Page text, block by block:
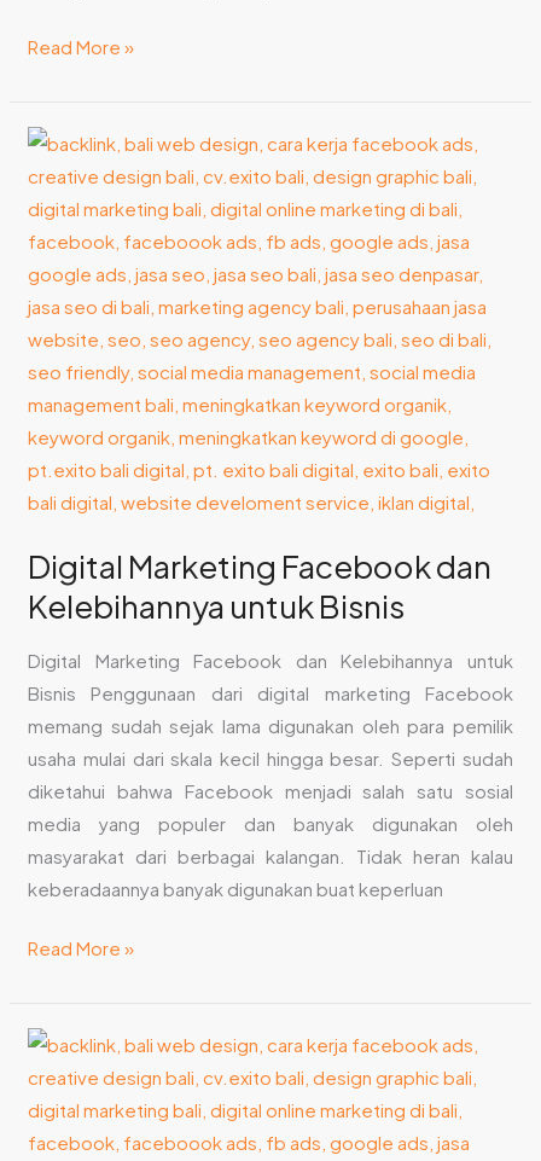
Read More »
Digital Marketing Facebook dan
Kelebihannya untuk Bisnis
Digital Marketing Facebook dan Kelebihannya untuk
Bisnis Penggunaan dari digital marketing Facebook
memang sudah sejak lama digunakan oleh para pemilik
usaha mulai dari skala kecil hingga besar. Seperti sudah
diketahui bahwa Facebook menjadi salah satu sosial
media yang populer dan banyak digunakan oleh
masyarakat dari berbagai kalangan. Tidak heran kalau
keberadaannya banyak digunakan buat keperluan
Digital
Marketing
Facebook
dan
Kelebihannya
untuk
Bisnis
Read More »
Manfaat
Gunakan
Jasa
Google